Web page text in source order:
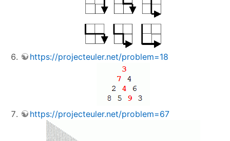
https://projecteuler.net/problem=18
https://projecteuler.net/problem=67